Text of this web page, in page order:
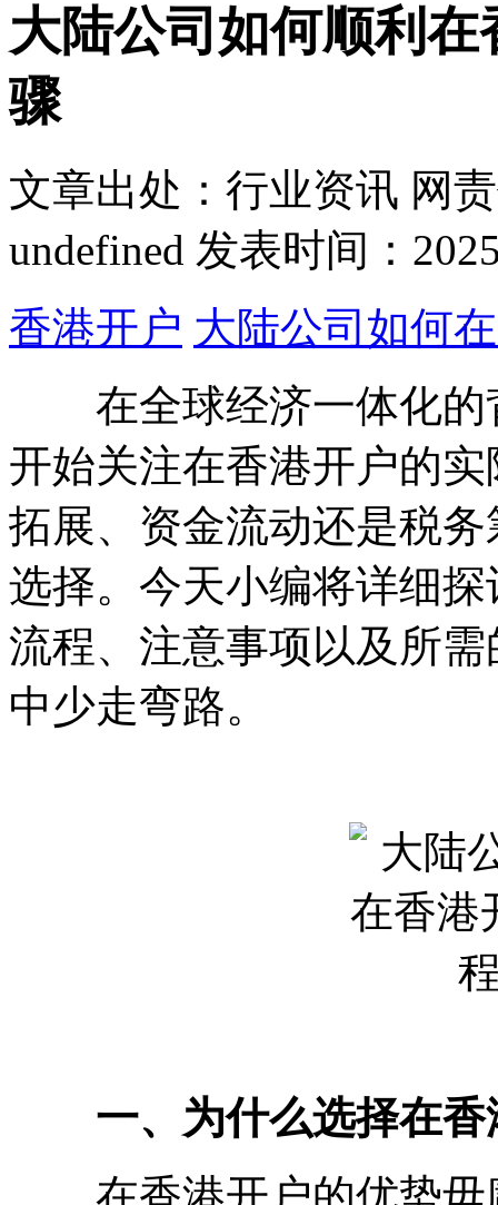
大陆公司如何顺利
骤
文章出处：行业资讯 网
undefined 发表时间：
香港开户 大陆公司如何
在全球经济一体化的
开始关注在香港开户的
拓展、资金流动还是税
选择。今天小编将详细探
流程、注意事项以及所
中少走弯路。
一、为什么选择在香